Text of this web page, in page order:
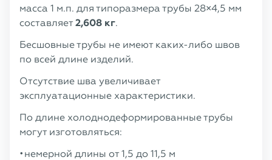
масса 1 м.п. для типоразмера трубы 28×4,5 мм
составляет2,608 кг.
Бесшовные трубы не имеют каких-либо швов
по всей длине изделий.
Отсутствие шва увеличивает
эксплуатационные характеристики.
По длине холоднодеформированные трубы
могут изготовляться:
немерной длины от 1,5 до 11,5 м